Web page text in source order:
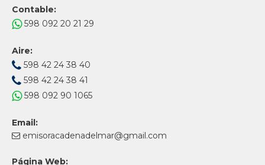
Contable:
598 092 20 21 29
Aire:
598 42 24 38 40
598 42 24 38 41
598 092 90 1065
Email:
emisoracadenadelmar@gmail.com
Página Web: